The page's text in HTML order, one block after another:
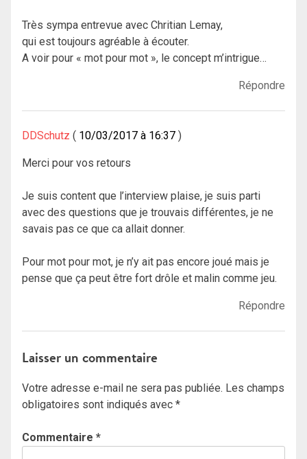
Très sympa entrevue avec Chritian Lemay,
qui est toujours agréable à écouter.
A voir pour « mot pour mot », le concept m’intrigue…
Répondre
DDSchutz 10/03/2017 à 16:37
Merci pour vos retours
Je suis content que l’interview plaise, je suis parti
avec des questions que je trouvais différentes, je ne
savais pas ce que ca allait donner.
Pour mot pour mot, je n’y ait pas encore joué mais je
pense que ça peut être fort drôle et malin comme jeu.
Répondre
Laisser un commentaire
Votre adresse e-mail ne sera pas publiée. Les champs
obligatoires sont indiqués avec *
Commentaire *